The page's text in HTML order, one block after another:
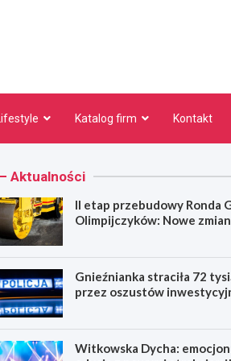
Lifestyle Katalog firm Kontakt
Aktualności
II etap przebudowy Ronda
Olimpijczyków: Nowe
Gnieźnianka straciła 72
przez oszustów
Witkowska Dycha: